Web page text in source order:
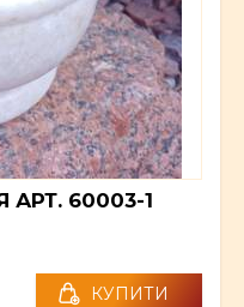
АРТ. 60003-1
КУПИТИ